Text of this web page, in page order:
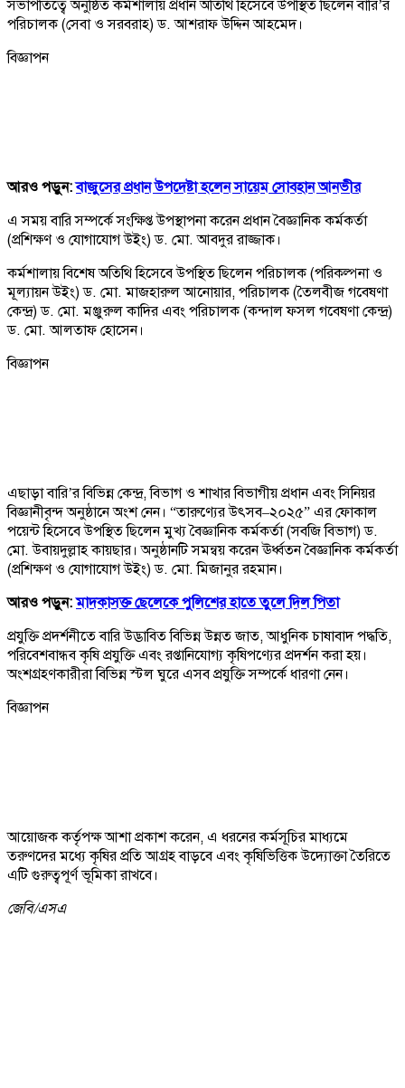
সভাপতিত্বে অনুষ্ঠিত কর্মশালায় প্রধান অতিথি হিসেবে উপস্থিত ছিলেন বারি’র
পরিচালক (সেবা ও সরবরাহ) ড. আশরাফ উদ্দিন আহমেদ।
বিজ্ঞাপন
আরও পড়ুন:বাজুসের প্রধান উপদেষ্টা হলেন সায়েম সোবহান আনভীর
এ সময় বারি সম্পর্কে সংক্ষিপ্ত উপস্থাপনা করেন প্রধান বৈজ্ঞানিক কর্মকর্তা
(প্রশিক্ষণ ও যোগাযোগ উইং) ড. মো. আবদুর রাজ্জাক।
কর্মশালায় বিশেষ অতিথি হিসেবে উপস্থিত ছিলেন পরিচালক (পরিকল্পনা ও
মূল্যায়ন উইং) ড. মো. মাজহারুল আনোয়ার, পরিচালক (তৈলবীজ গবেষণা
কেন্দ্র) ড. মো. মঞ্জুরুল কাদির এবং পরিচালক (কন্দাল ফসল গবেষণা কেন্দ্র)
ড. মো. আলতাফ হোসেন।
বিজ্ঞাপন
এছাড়া বারি’র বিভিন্ন কেন্দ্র, বিভাগ ও শাখার বিভাগীয় প্রধান এবং সিনিয়র
বিজ্ঞানীবৃন্দ অনুষ্ঠানে অংশ নেন। “তারুণ্যের উৎসব–২০২৫” এর ফোকাল
পয়েন্ট হিসেবে উপস্থিত ছিলেন মুখ্য বৈজ্ঞানিক কর্মকর্তা (সবজি বিভাগ) ড.
মো. উবায়দুল্লাহ কায়ছার। অনুষ্ঠানটি সমন্বয় করেন ঊর্ধ্বতন বৈজ্ঞানিক কর্মকর্তা
(প্রশিক্ষণ ও যোগাযোগ উইং) ড. মো. মিজানুর রহমান।
আরও পড়ুন:মাদকাসক্ত ছেলেকে পুলিশের হাতে তুলে দিল পিতা
প্রযুক্তি প্রদর্শনীতে বারি উদ্ভাবিত বিভিন্ন উন্নত জাত, আধুনিক চাষাবাদ পদ্ধতি,
পরিবেশবান্ধব কৃষি প্রযুক্তি এবং রপ্তানিযোগ্য কৃষিপণ্যের প্রদর্শন করা হয়।
অংশগ্রহণকারীরা বিভিন্ন স্টল ঘুরে এসব প্রযুক্তি সম্পর্কে ধারণা নেন।
বিজ্ঞাপন
আয়োজক কর্তৃপক্ষ আশা প্রকাশ করেন, এ ধরনের কর্মসূচির মাধ্যমে
তরুণদের মধ্যে কৃষির প্রতি আগ্রহ বাড়বে এবং কৃষিভিত্তিক উদ্যোক্তা তৈরিতে
এটি গুরুত্বপূর্ণ ভূমিকা রাখবে।
জেবি/এসএ